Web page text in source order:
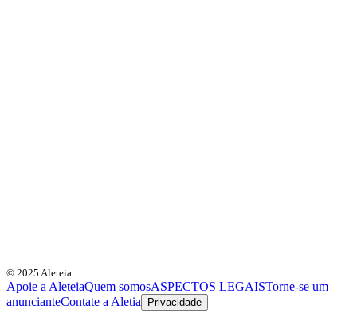
© 2025 Aleteia
Apoie a AleteiaQuem somosASPECTOS LEGAISTorne-se um
anuncianteContate a Aletia Privacidade